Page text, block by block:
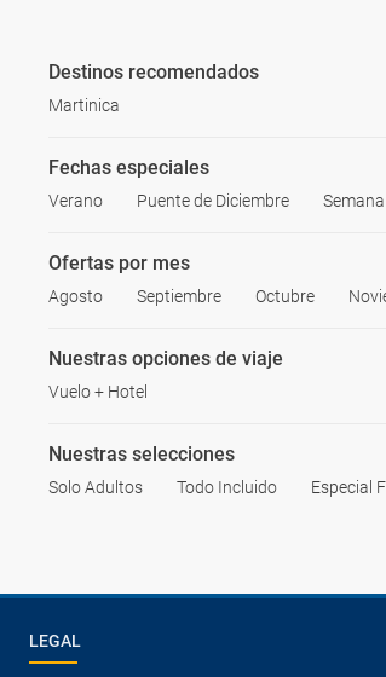
Destinos recomendados
Martinica
Fechas especiales
Verano Puente de Diciembre
Ofertas por mes
Agosto Septiembre Octubre
Nuestras opciones de viaje
Vuelo + Hotel
Nuestras selecciones
Solo Adultos Todo Incluido Especial
LEGAL